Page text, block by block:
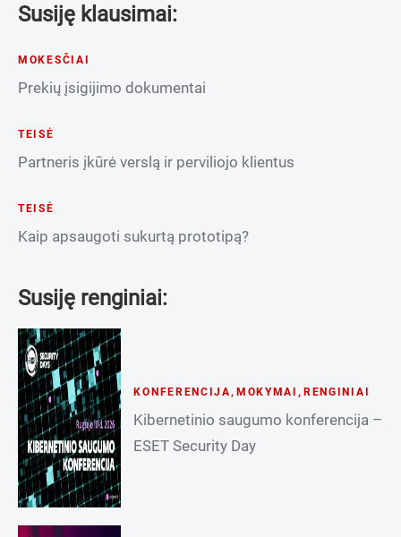
Susiję klausimai:
MOKESČIAI
Prekių įsigijimo dokumentai
TEISĖ
Partneris įkūrė verslą ir perviliojo klientus
TEISĖ
Kaip apsaugoti sukurtą prototipą?
Susiję renginiai:
KONFERENCIJA , MOKYMAI , RENGINIAI
Kibernetinio saugumo konferencija –
ESET Security Day